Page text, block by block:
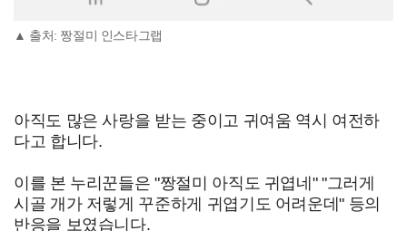
▲ 출처: 짱절미 인스타그랩
아직도 많은 사랑을 받는 중이고 귀여움 역시 여전하
다고 합니다.
이를 본 누리꾼들은 "짱절미 아직도 귀엽네" "그러게
시골 개가 저렇게 꾸준하게 귀엽기도 어려운데" 등의
반응을 보였습니다.